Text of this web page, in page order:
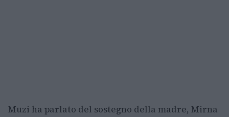
Muzi ha parlato del sostegno della madre, Mirna